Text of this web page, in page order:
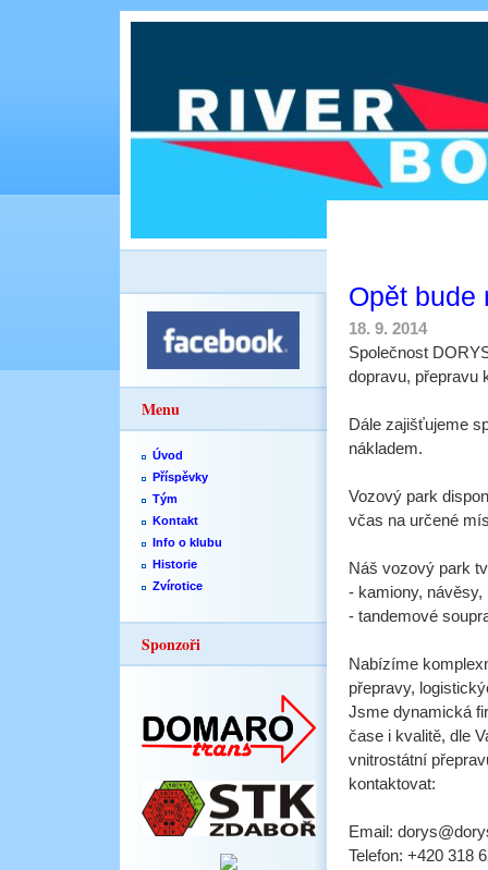
Menu
Úvod
Příspěvky
Tým
Kontakt
Info o klubu
Historie
Zvírotice
Sponzoři
Opět bude
18. 9. 2014
Společnost
dopravu, přepravu
Dále zajišťujeme
nákladem.
Vozový park
včas na určené
Náš vozový park
- kamiony, návěsy,
- tandemové
Nabízíme
přepravy,
Jsme dynamická
čase i kvalitě, dle
vnitrostátní
kontaktovat:
Email:
Telefon: +420 318